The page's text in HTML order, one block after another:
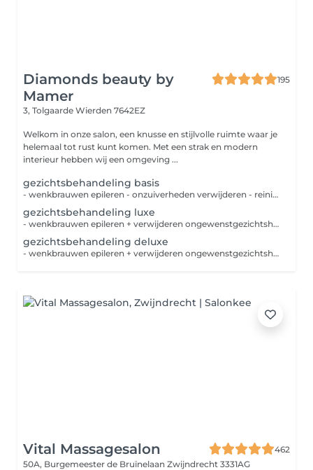
Diamonds beauty by
Mamer
195
3, Tolgaarde Wierden 7642EZ
Welkom in onze salon, een knusse en stijlvolle ruimte waar je
helemaal tot rust kunt komen. Met een strak en modern
interieur hebben wij een omgeving ...
gezichtsbehandeling basis
- wenkbrauwen epileren - onzuiverheden verwijderen - reiniging - diepte reiniging - lycing - masker - massage - verzorgende dag-nachtcréme-serum
gezichtsbehandeling luxe
- wenkbrauwen epileren + verwijderen ongewenstgezichtshaar - wenkbrauwen verven - onzuiverheden verwijderen - reiniging - diepte reiniging - lycing - masker - massage - verzorgende dag-nachtcréme-serum
gezichtsbehandeling deluxe
- wenkbrauwen epileren + verwijderen ongewenstgezichtshaar - wimpers en wenkbrauwen worden geverfd - onzuiverheden verwijderen - reiniging - diepte reiniging - lycing - masker - massage - verzorgende dag-nachtcréme-serum
Vital Massagesalon
462
50A, Burgemeester de Bruïnelaan Zwijndrecht 3331AG